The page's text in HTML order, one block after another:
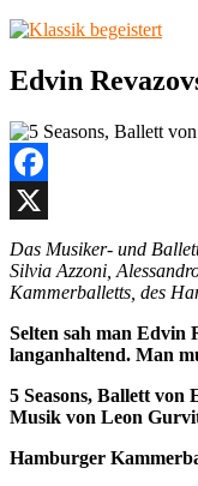
Edvin
Facebook
X
Das Musiker- und
Silvia Azzoni,
Kammerballetts, des
Selten sah man Edvin
langanhaltend. Man
5 Seasons, Ballett von
Musik von Leon
Hamburger